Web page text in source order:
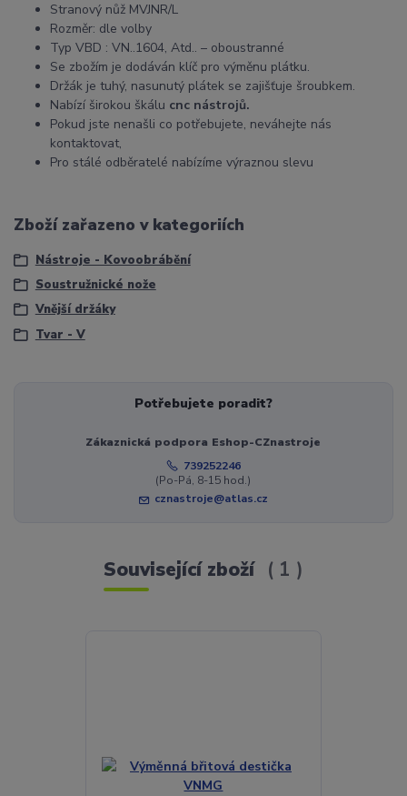
Stranový nůž MVJNR/L
Rozměr: dle volby
Typ VBD : VN..1604, Atd.. – oboustranné
Se zbožím je dodáván klíč pro výměnu plátku.
Držák je tuhý, nasunutý plátek se zajišťuje šroubkem.
Nabízí širokou škálu cnc nástrojů.
Pokud jste nenašli co potřebujete, neváhejte nás
kontaktovat,
Pro stálé odběratelé nabízíme výraznou slevu
Zboží zařazeno v kategoriích
Nástroje - Kovoobrábění
Soustružnické nože
Vnější držáky
Tvar - V
Potřebujete poradit?
Zákaznická podpora Eshop-CZnastroje
739252246
(Po-Pá, 8-15 hod.)
cznastroje@atlas.cz
Související zboží 1